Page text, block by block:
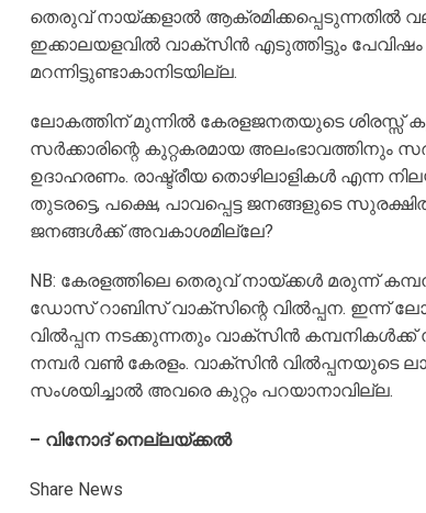
തെരുവ് നായ്ക്കളാൽ ആക്രമിക്കപ്പെടുന്നതിൽ
ഇക്കാലയളവിൽ വാക്സിൻ എടുത്തിട്ടും
മറന്നിട്ടുണ്ടാകാനിടയില്ല.
ലോകത്തിന് മുന്നിൽ കേരളജനതയുടെ
സർക്കാരിന്റെ കുറ്റകരമായ അലംഭാവത്തിനും
ഉദാഹരണം. രാഷ്ട്രീയ തൊഴിലാളികൾ എന്ന
തുടരട്ടെ, പക്ഷെ, പാവപ്പെട്ട ജനങ്ങളുടെ
ജനങ്ങൾക്ക് അവകാശമില്ലേ?
NB: കേരളത്തിലെ തെരുവ് നായ്ക്കൾ മരുന്ന്
ഡോസ് റാബിസ് വാക്സിന്റെ വിൽപ്പന. ഇന്ന്
വിൽപ്പന നടക്കുന്നതും വാക്സിൻ
നമ്പർ വൺ കേരളം. വാക്സിൻ വിൽപ്പനയുടെ
സംശയിച്ചാൽ അവരെ കുറ്റം പറയാനാവില്ല.
– വിനോദ് നെല്ലയ്ക്കൽ
Share News